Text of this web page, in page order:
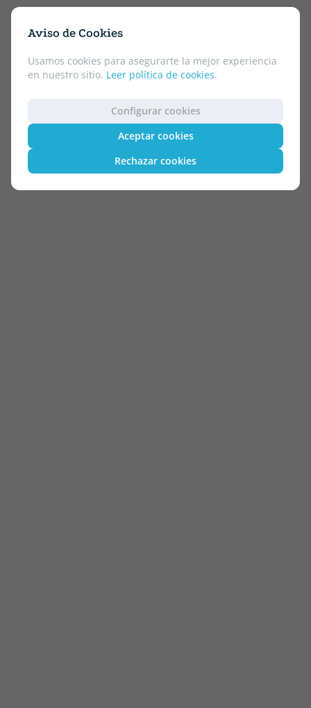
Aviso de Cookies
Usamos cookies para asegurarte la mejor experiencia
en nuestro sitio. Leer política de cookies.
Configurar cookies
Aceptar cookies
Rechazar cookies